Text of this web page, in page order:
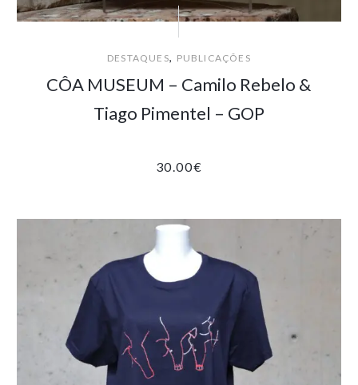
DESTAQUES, PUBLICAÇÕES
CÔA MUSEUM – Camilo Rebelo &
Tiago Pimentel – GOP
30.00€